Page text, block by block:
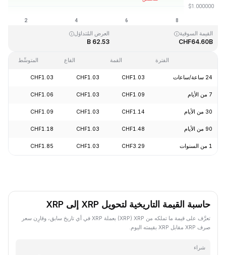
القمَّة التاريخية
CHF0.002686
القيمة السوقية
CHF64.60B
العرض المُتداوَل
62.53 B
الفترة القمة القاع المتوسِّط
24 ساعة/ساعات CHF1.03
CHF1.03
CHF1.03
7 من الأيام CHF1.09
CHF1.03
CHF1.06
30 من الأيام CHF1.14
CHF1.03
CHF1.09
90 من الأيام CHF1.48
CHF1.03
CHF1.18
1 من السنوات CHF3.29
CHF1.03
CHF1.85
حاسبة القيمة التاريخية لتحويل XRP إلى XRP
تعرَّف على قيمة ما تملكه من XRP ‏(XRP) بعملة XRP في أي تاريخ سابق، وقارِن سعر
صرف XRP مقابل XRP بقيمته اليوم.
شراء